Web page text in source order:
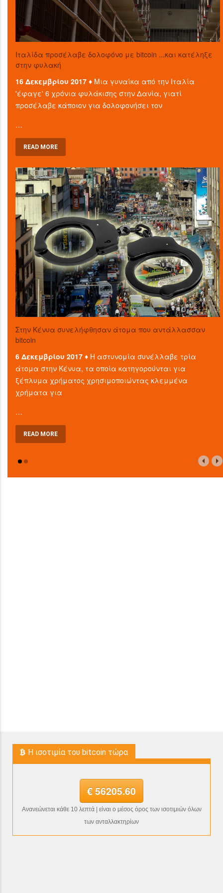
Ιταλίδα προσέλαβε δολοφόνο με bitcoin ...και κατέληξε
στην φυλακή
16 Δεκεμβρίου 2017 ♦ Μια γυναίκα από την Ιταλία
'έφαγε' 6 χρόνια φυλάκισης στην Δανία, γιατί
προσέλαβε κάποιον για δολοφονήσει τον
…
READ MORE
Στην Κένυα συνελήφθησαν άτομα που αντάλλασσαν
bitcoin
6 Δεκεμβρίου 2017 ♦ Η αστυνομία συνέλλαβε τρία
άτομα στην Κένυα, τα οποία κατηγορούνται για
ξέπλυμα χρήματος χρησιμοποιώντας κλεμμένα
χρήματα για
…
READ MORE
H ισοτιμία του bitcoin τώρα
€ 56205.60
Ανανεώνεται κάθε 10 λεπτά | είναι ο μέσος όρος των ισοτιμιών όλων
των ανταλλακτηρίων